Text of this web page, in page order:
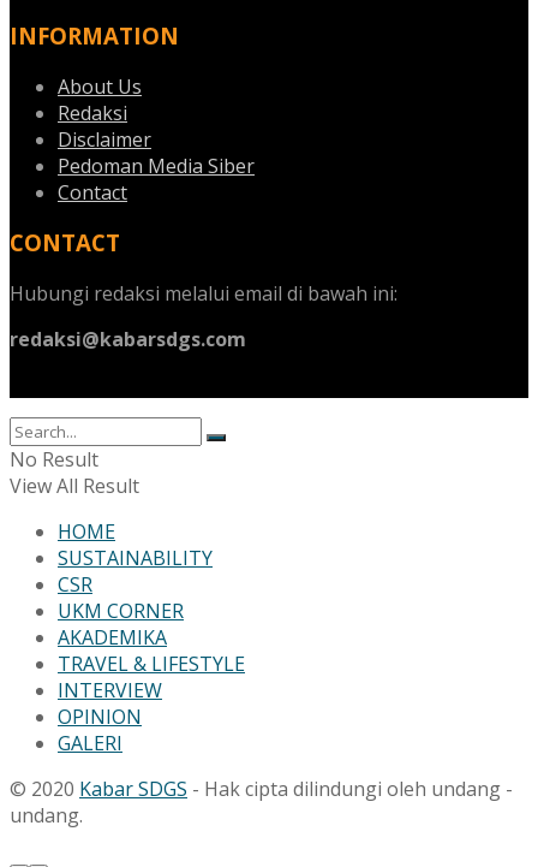
INFORMATION
About Us
Redaksi
Disclaimer
Pedoman Media Siber
Contact
CONTACT
Hubungi redaksi melalui email di bawah ini:
redaksi@kabarsdgs.com
No Result
View All Result
HOME
SUSTAINABILITY
CSR
UKM CORNER
AKADEMIKA
TRAVEL & LIFESTYLE
INTERVIEW
OPINION
GALERI
© 2020 Kabar SDGS - Hak cipta dilindungi oleh undang -
undang.